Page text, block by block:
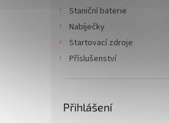
Staniční baterie
Nabíječky
Startovací zdroje
Příslušenství
Přihlášení